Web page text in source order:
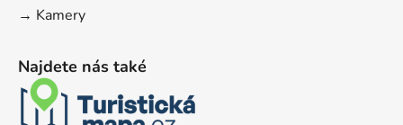
→ Kamery
Najdete nás také